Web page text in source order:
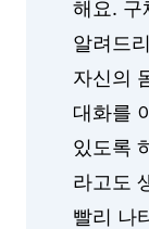
해요. 구
알려드
자신의
대화를
있도록
라고도
빨리 나